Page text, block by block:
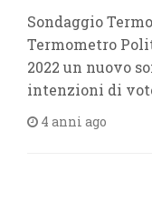
Sondaggio
Termometro
2022 un nuovo
intenzioni di
4 anni ago